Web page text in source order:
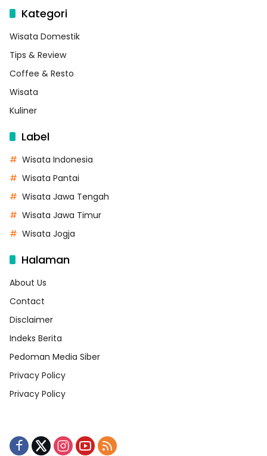
Kategori
Wisata Domestik
Tips & Review
Coffee & Resto
Wisata
Kuliner
Label
Wisata Indonesia
Wisata Pantai
Wisata Jawa Tengah
Wisata Jawa Timur
Wisata Jogja
Halaman
About Us
Contact
Disclaimer
Indeks Berita
Pedoman Media Siber
Privacy Policy
Privacy Policy